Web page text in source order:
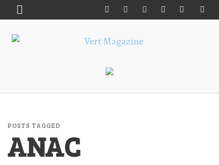
POSTS TAGGED
ANAC